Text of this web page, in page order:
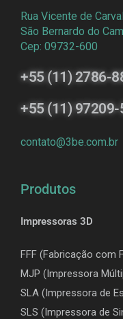
Rua Vicente de
São Bernardo do
Cep: 09732-600
+55 (11) 2786-
+55 (11) 97209-
contato@3be.com.br
Produtos
Impressoras 3D
FFF (Fabricação com
MJP (Impressora
SLA (Impressora de
SLS (Impressora de